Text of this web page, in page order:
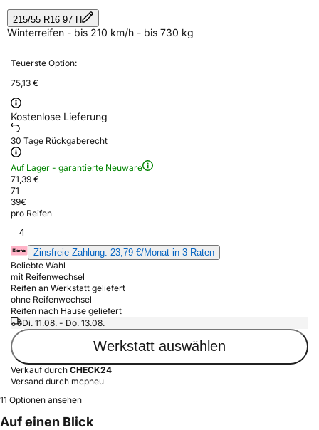
215/55 R16 97 H
Winterreifen - bis 210 km/h - bis 730 kg
Teuerste Option:
75,13 €
Kostenlose Lieferung
30 Tage Rückgaberecht
Auf Lager - garantierte Neuware
71,39 €
71
39€
pro Reifen
4
Zinsfreie Zahlung: 23,79 €/Monat in 3 Raten
Beliebte Wahl
mit Reifenwechsel
Reifen an Werkstatt geliefert
ohne Reifenwechsel
Reifen nach Hause geliefert
Di. 11.08. - Do. 13.08.
Werkstatt auswählen
Verkauf durch CHECK24
Versand durch mcpneu
11 Optionen ansehen
Auf einen Blick